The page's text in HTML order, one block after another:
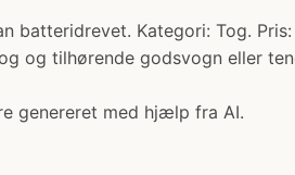
batteridrevet. Kategori: Tog.
og tilhørende godsvogn eller
genereret med hjælp fra AI.